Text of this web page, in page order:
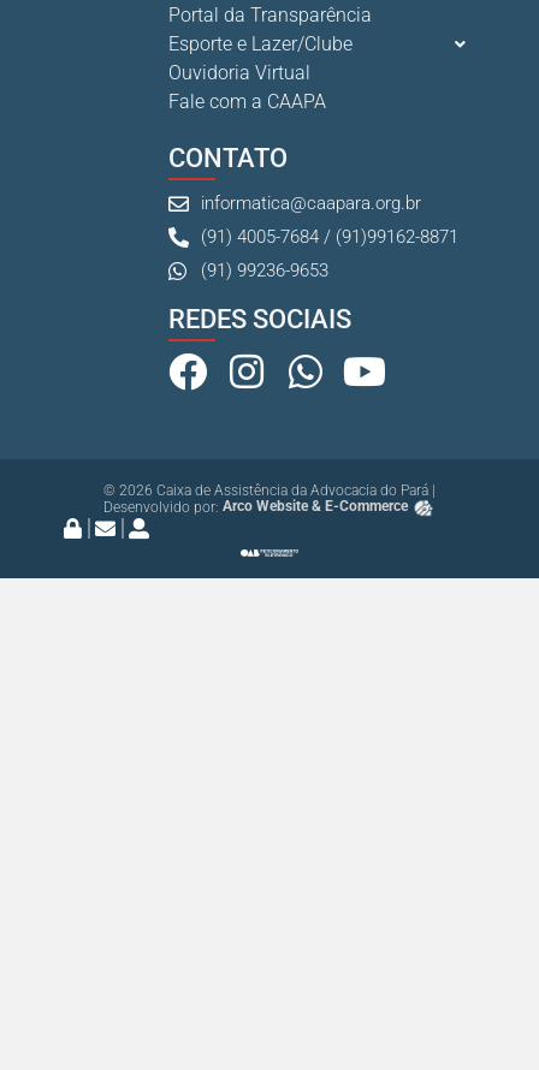
Ganhar tempo, automatizar tarefas e aumentar a pro s...
7 De Julho De 2026
Portal da Transparência
Esporte e Lazer/Clube
Ouvidoria Virtual
Fale com a CAAPA
CONTATO
informatica@caapara.org.br
(91) 4005-7684 / (91)99162-8871
(91) 99236-9653
REDES SOCIAIS
© 2026 Caixa de Assistência da Advocacia do Pará |
Desenvolvido por: Arco Website & E-Commerce